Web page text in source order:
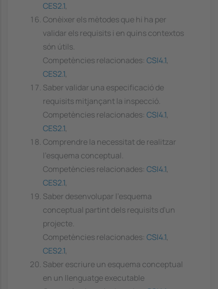
CES2.1,
Conèixer els mètodes que hi ha per
validar els requisits i en quins contextos
són útils.
Competències relacionades: CSI4.1,
CES2.1,
Saber validar una especificació de
requisits mitjançant la inspecció.
Competències relacionades: CSI4.1,
CES2.1,
Comprendre la necessitat de realitzar
l'esquema conceptual.
Competències relacionades: CSI4.1,
CES2.1,
Saber desenvolupar l'esquema
conceptual partint dels requisits d'un
projecte.
Competències relacionades: CSI4.1,
CES2.1,
Saber escriure un esquema conceptual
en un llenguatge executable